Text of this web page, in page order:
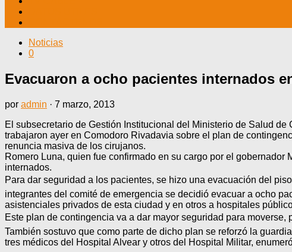
Noticias
0
Evacuaron a ocho pacientes internados
por admin · 7 marzo, 2013
El subsecretario de Gestión Institucional del Ministerio de Salud
trabajaron ayer en Comodoro Rivadavia sobre el plan de
renuncia masiva de los cirujanos.
Romero Luna, quien fue confirmado en su cargo por el
internados.
Para dar seguridad a los pacientes, se hizo una evacuación del
integrantes del comité de emergencia se decidió evacuar a ocho
asistenciales privados de esta ciudad y en otros a hospitales
Este plan de contingencia va a dar mayor seguridad para
También sostuvo que como parte de dicho plan se reforzó la
tres médicos del Hospital Alvear y otros del Hospital Militar,